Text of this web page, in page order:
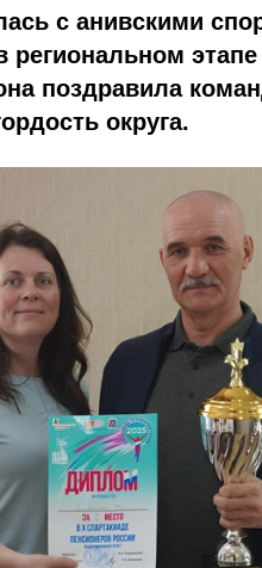
с анивскими
поздравила
округа.